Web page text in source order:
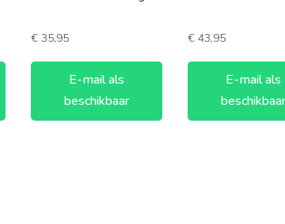
5 spelers
€35,95
E-mail als
beschikbaar
€43,95
E-mail als
beschikbaar